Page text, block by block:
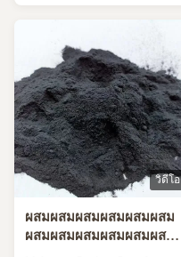
in organic chemistry and has a
used as raw materials for the
production of
melamine/formaldehyde resin
(MF), melamine glue for ...
วิดีโอ
ผสมผสมผสมผสมผสมผสม
ผสมผสมผสมผสมผสมผสม